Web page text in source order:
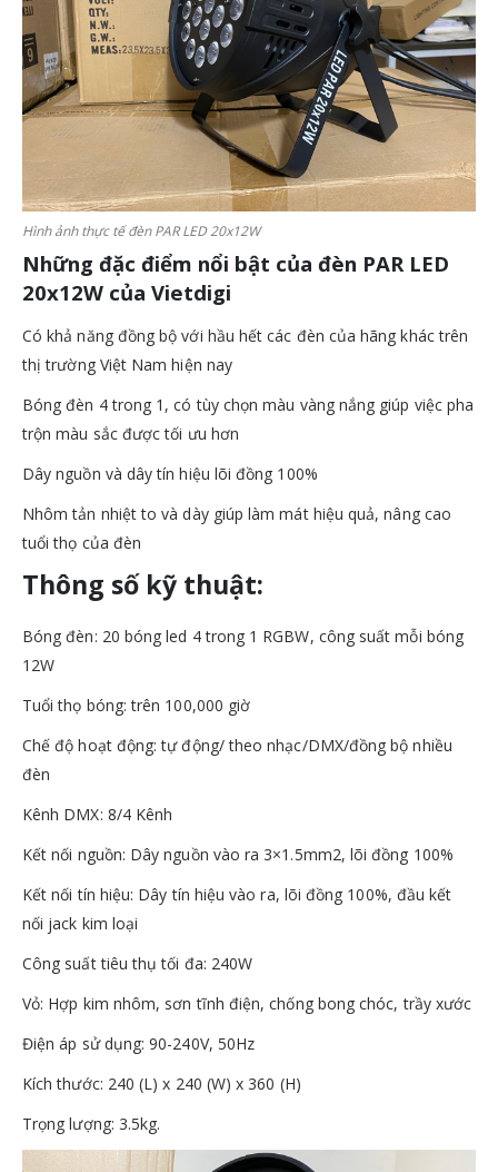
Hình ảnh thực tế đèn PAR LED 20x12W
Những đặc điểm nổi bật của đèn PAR LED
20x12W của Vietdigi
Có khả năng đồng bộ với hầu hết các đèn của hãng khác trên
thị trường Việt Nam hiện nay
Bóng đèn 4 trong 1, có tùy chọn màu vàng nắng giúp việc pha
trộn màu sắc được tối ưu hơn
Dây nguồn và dây tín hiệu lõi đồng 100%
Nhôm tản nhiệt to và dày giúp làm mát hiệu quả, nâng cao
tuổi thọ của đèn
Thông số kỹ thuật:
Bóng đèn: 20 bóng led 4 trong 1 RGBW, công suất mỗi bóng
12W
Tuổi thọ bóng: trên 100,000 giờ
Chế độ hoạt động: tự động/ theo nhạc/DMX/đồng bộ nhiều
đèn
Kênh DMX: 8/4 Kênh
Kết nối nguồn: Dây nguồn vào ra 3×1.5mm2, lõi đồng 100%
Kết nối tín hiệu: Dây tín hiệu vào ra, lõi đồng 100%, đầu kết
nối jack kim loại
Công suất tiêu thụ tối đa: 240W
Vỏ: Hợp kim nhôm, sơn tĩnh điện, chống bong chóc, trầy xước
Điện áp sử dụng: 90-240V, 50Hz
Kích thước: 240 (L) x 240 (W) x 360 (H)
Trọng lượng: 3.5kg.